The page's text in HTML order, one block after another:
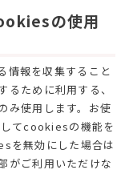
の使用
情報を収集すること
ために利用する、
み使用します。お使
てcookiesの機能を
を無効にした場合は
がご利用いただけな